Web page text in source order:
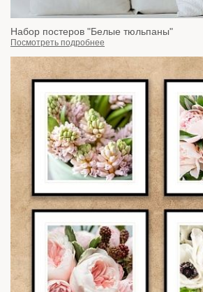
Набор постеров "Белые тюльпаны"
Посмотреть подробнее